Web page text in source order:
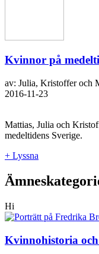
Kvinnor på
av: Julia, Kristoffer och
2016-11-23
Mattias, Julia och
medeltidens Sverige.
+ Lyssna
Hi
Kvinnohistoria